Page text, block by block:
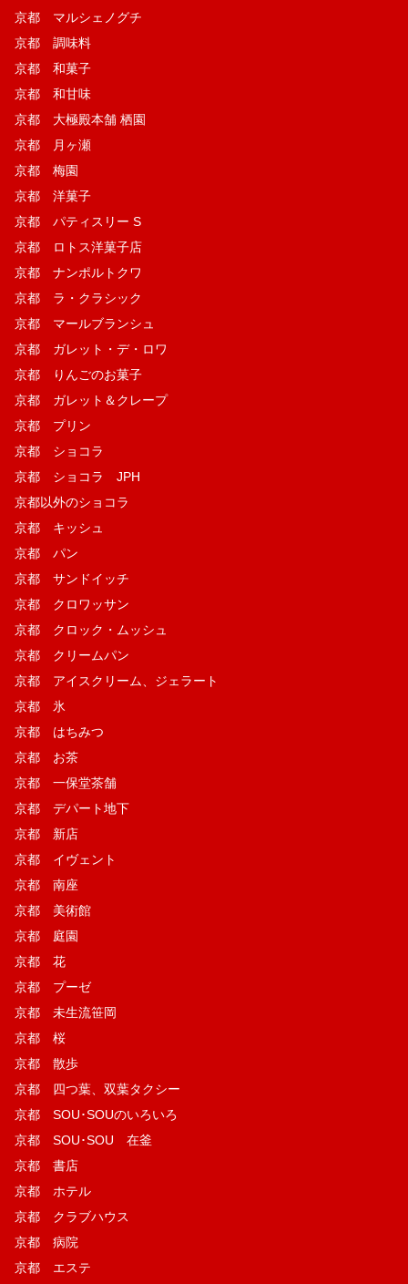
京都 マルシェノグチ
京都 調味料
京都 和菓子
京都 和甘味
京都 大極殿本舗 栖園
京都 月ヶ瀬
京都 梅園
京都 洋菓子
京都 パティスリー S
京都 ロトス洋菓子店
京都 ナンポルトクワ
京都 ラ・クラシック
京都 マールブランシュ
京都 ガレット・デ・ロワ
京都 りんごのお菓子
京都 ガレット＆クレープ
京都 プリン
京都 ショコラ
京都 ショコラ JPH
京都以外のショコラ
京都 キッシュ
京都 パン
京都 サンドイッチ
京都 クロワッサン
京都 クロック・ムッシュ
京都 クリームパン
京都 アイスクリーム、ジェラート
京都 氷
京都 はちみつ
京都 お茶
京都 一保堂茶舗
京都 デパート地下
京都 新店
京都 イヴェント
京都 南座
京都 美術館
京都 庭園
京都 花
京都 プーゼ
京都 未生流笹岡
京都 桜
京都 散歩
京都 四つ葉、双葉タクシー
京都 SOU･SOUのいろいろ
京都 SOU･SOU 在釜
京都 書店
京都 ホテル
京都 クラブハウス
京都 病院
京都 エステ